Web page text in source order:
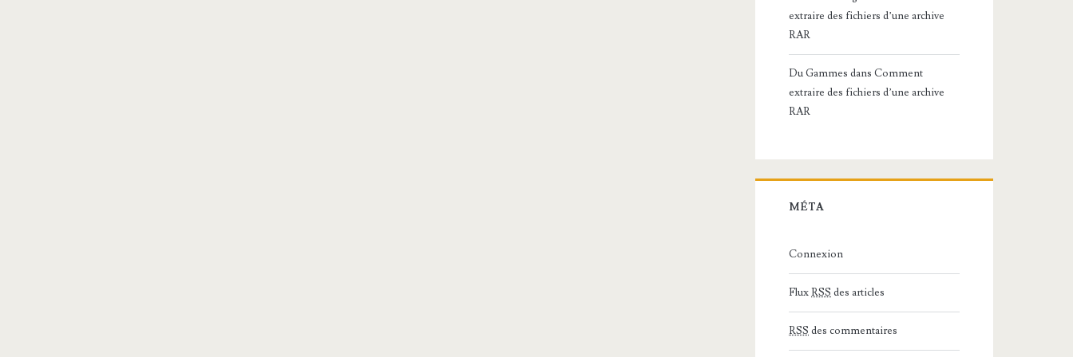
extraire des fichiers d’une archive
RAR
Du Gammes dansComment
extraire des fichiers d’une archive
RAR
MÉTA
Connexion
FluxRSS des articles
RSS des commentaires